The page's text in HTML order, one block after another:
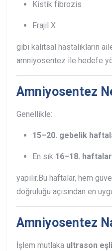
Kistik fibrozis
Frajil X
gibi kalıtsal hastalıkların
amniyosentez ile hedefe
Amniyosentez
Genellikle:
15–20. gebelik
En sık 16–18.
yapılır.Bu haftalar, hem
doğruluğu açısından en
Amniyosentez
İşlem mutlaka ultrason